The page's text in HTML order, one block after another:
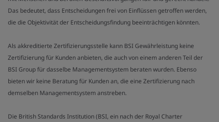
Das bedeutet, dass Entscheidungen frei von Einflüssen getroffen werden,
die die Objektivität der Entscheidungsfindung beeinträchtigen könnten.
Als akkreditierte Zertifizierungsstelle kann BSI Gewährleistung keine
Zertifizierung für Kunden anbieten, die auch von einem anderen Teil der
BSI Group für dasselbe Managementsystem beraten wurden. Ebenso
bieten wir keine Beratung für Kunden an, die eine Zertifizierung nach
demselben Managementsystem anstreben.
Die British Standards Institution (BSI, ein nach der Royal Charter